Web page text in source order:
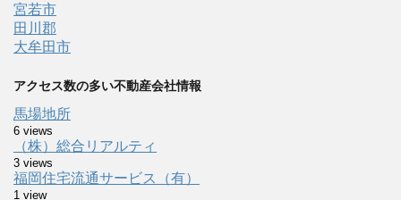
宮若市
田川郡
大牟田市
アクセス数の多い不動産会社情報
馬場地所
6 views
（株）総合リアルティ
3 views
福岡住宅流通サービス（有）
1 view